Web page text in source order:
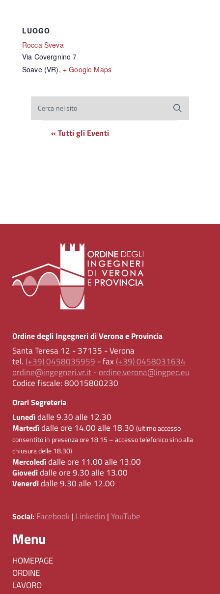
LUOGO
Rocca Sveva
Via Covergnino 7
Soave (VR), + Google Maps
Cerca nel sito
« Tutti gli Eventi
Ordine degli Ingegneri di Verona e Provincia
Santa Teresa 12 - 37135 - Verona
tel. (+39) 0458035959 - fax (+39) 0458031634
ordine@ingegneri.vr.it-ordine.verona@ingpec.eu
Codice fiscale:80015800230
Orari Segreteria
Lunedìdalle 9.30 alle 12.30
Martedìdalle ore 14.00 alle 18.30 (ultimo accesso
consentito in presenza ore 18.15 – accesso telefonico sino alla
chiusura delle 18.30)
Mercoledìdalle ore 11.00 alle 13.00
Giovedìdalle ore 9.30 alle 13.00
Venerdìdalle 9.30 alle 12.00
Social: Facebook | Linkedin | YouTube
Menu
HOMEPAGE
ORDINE
LAVORO